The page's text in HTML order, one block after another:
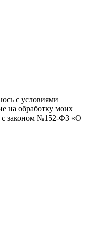
с условиями
на обработку моих
с законом №152-ФЗ «О